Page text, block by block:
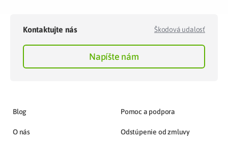
Kontaktujte nás Škodová udalosť
Napíšte nám
Blog
O nás
Pomoc a podpora
Odstúpenie od zmluvy